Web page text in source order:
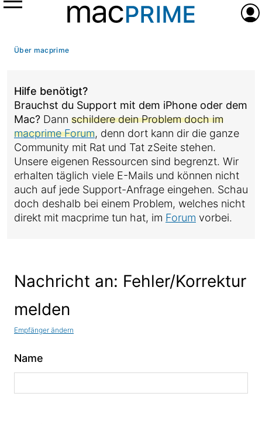
Menü
Über macprime
Hilfe benötigt?
Brauchst du Support mit dem iPhone oder dem
Mac? Dann schildere dein Problem doch im
macprime Forum, denn dort kann dir die ganze
Community mit Rat und Tat zSeite stehen.
Unsere eigenen Ressourcen sind begrenzt. Wir
erhalten täglich viele E-Mails und können nicht
auch auf jede Support-Anfrage eingehen. Schau
doch deshalb bei einem Problem, welches nicht
direkt mit macprime tun hat, im Forum vorbei.
Nachricht an: Fehler/Korrektur
melden
Empfänger ändern
Name